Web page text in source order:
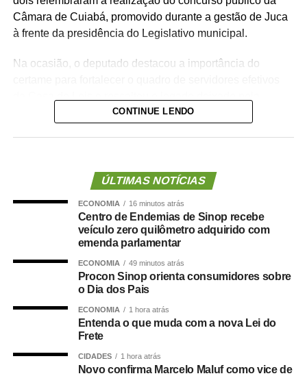
Câmara de Cuiabá, promovido durante a gestão de Juca
à frente da presidência do Legislativo municipal.
Na ocasião, o deputado destacou a importância do
Cuiabá, que é de todos nós mato-grossenses, o
parlamento mais antigo do Centro-Oeste brasileiro”,
O concurso público foi realizado para provimento de
níveis médio e superior, contemplando funções como
técnico legislativo, analista legislativo, controlador interno
e contador.
Durante a visita, Rogério Vianna Rangel agradeceu a
confiança depositada no Instituto Selecon e destacou a
forma como o processo foi conduzido.
CONTINUE LENDO
ÚLTIMAS NOTÍCIAS
ECONOMIA 16 minutos atrás
Centro de Endemias de Sinop recebe
veículo zero quilômetro adquirido com
emenda parlamentar
ECONOMIA 49 minutos atrás
Procon Sinop orienta consumidores sobre
o Dia dos Pais
ECONOMIA 1 hora atrás
Entenda o que muda com a nova Lei do
Frete
CIDADES 1 hora atrás
Novo confirma Marcelo Maluf como vice de